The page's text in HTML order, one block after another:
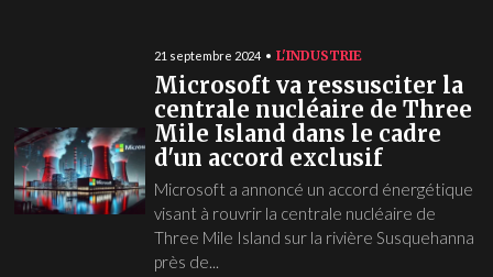
21 septembre 2024 L'INDUSTRIE
Microsoft va ressusciter la
centrale nucléaire de Three
Mile Island dans le cadre
d'un accord exclusif
Microsoft a annoncé un accord énergétique
visant à rouvrir la centrale nucléaire de
Three Mile Island sur la rivière Susquehanna
près de...